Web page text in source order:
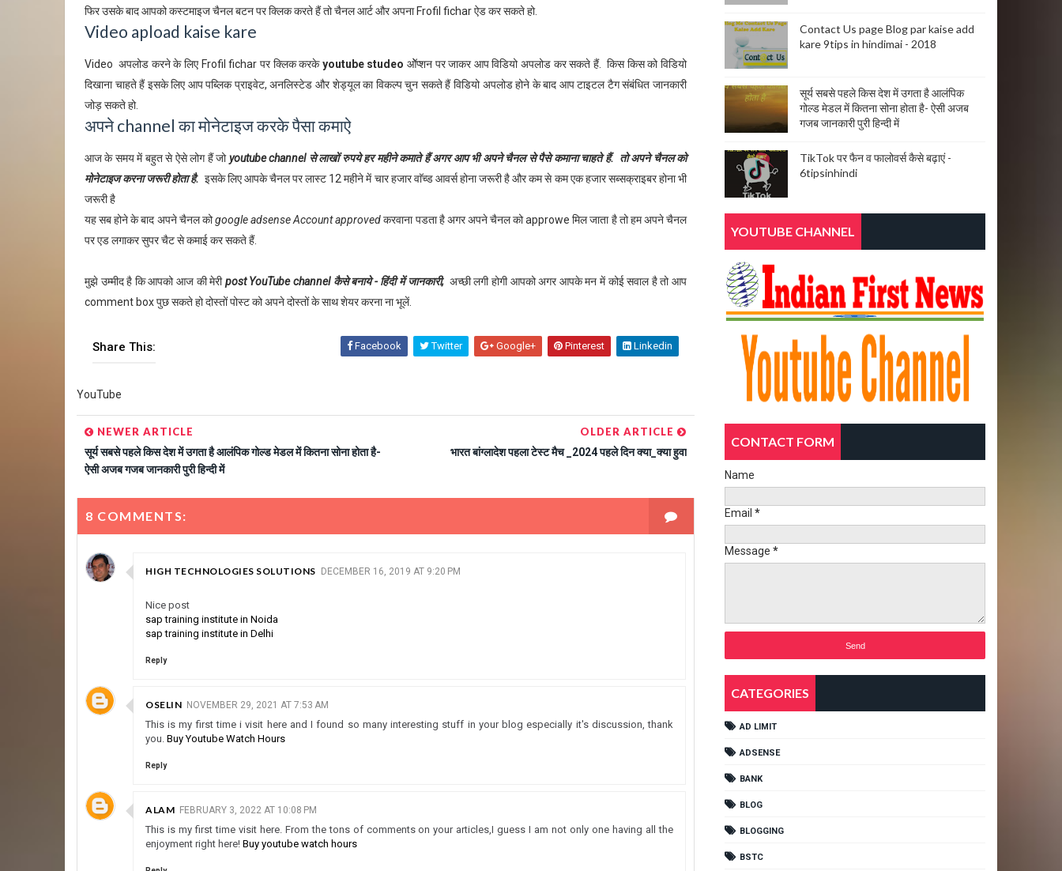
फिर उसके बाद आपको कस्टमाइज चैनल बटन पर क्लिक करते हैं तो चैनल आर्ट और अपना Frofil fichar ऐड कर सकते हो.
Video apload kaise kare
Video अपलोड करने के लिए Frofil fichar पर क्लिक करकेyoutube studeo ओॅप्शन पर जाकर आप विडियो अपलोड कर सकते हैं. किस किस को विडियो
दिखाना चाहते हैं इसके लिए आप पब्लिक प्राइवेट, अनलिस्टेड और शेड्यूल का विकल्प चुन सकते हैं विडियो अपलोड होने के बाद आप टाइटल टैग संबंधित जानकारी
जोड़ सकते हो.
अपने channel का मोनेटाइज करके पैसा कमाऐ
आज के समय में बहुत से ऐसे लोग हैं जोyoutube channel से लाखों रुपये हर महीने कमाते हैं अगर आप भी अपने चैनल से पैसे कमाना चाहते हैं. तो अपने चैनल को
मोनेटाइज करना जरूरी होता है. इसके लिए आपके चैनल पर लास्ट 12 महीने में चार हजार वाॅच्ड आवर्स होना जरूरी है और कम से कम एक हजार सब्सक्राइबर होना भी
जरूरी है
यह सब होने के बाद अपने चैनल कोgoogle adsense Account approvedकरवाना पडता है अगर अपने चैनल को approwe मिल जाता है तो हम अपने चैनल
पर एड लगाकर सुपर चैट से कमाई कर सकते हैं.
मुझे उम्मीद है कि आपको आज की मेरीpost YouTube channel कैसे बनाये - हिंदी में जानकारी, अच्छी लगी होगी आपको अगर आपके मन में कोई सवाल है तो आप
comment box पुछ सकते हो दोस्तों पोस्ट को अपने दोस्तों के साथ शेयर करना ना भूलें.
Share This: Facebook Twitter Google+ Pinterest Linkedin
YouTube
NEWER ARTICLE
सूर्य सबसे पहले किस देश में उगता है आलंपिक गोल्ड मेडल में कितना सोना होता है-
ऐसी अजब गजब जानकारी पुरी हिन्दी में
OLDER ARTICLE
भारत बांग्लादेश पहला टेस्ट मैच _2024 पहले दिन क्या_क्या हुवा
8 COMMENTS:
HIGH TECHNOLOGIES SOLUTIONS DECEMBER 16, 2019 AT 9:20 PM
Nice post
sap training institute in Noida
sap training institute in Delhi
Reply
OSELIN NOVEMBER 29, 2021 AT 7:53 AM
This is my first time i visit here and I found so many interesting stuff in your blog especially it's discussion, thank
you. Buy Youtube Watch Hours
Reply
ALAM FEBRUARY 3, 2022 AT 10:08 PM
This is my first time visit here. From the tons of comments on your articles,I guess I am not only one having all the
enjoyment right here! Buy youtube watch hours
Contact Us page Blog par kaise add
kare 9tips in hindimai - 2018
सूर्य सबसे पहले किस देश में उगता है आलंपिक
गोल्ड मेडल में कितना सोना होता है- ऐसी अजब
गजब जानकारी पुरी हिन्दी में
TikTok पर फैन व फालोवर्स कैसे बढ़ाएं -
6tipsinhindi
YOUTUBE CHANNEL
CONTACT FORM
Name
Email *
Message *
CATEGORIES
AD LIMIT
ADSENSE
BANK
BLOG
BLOGGING
BSTC